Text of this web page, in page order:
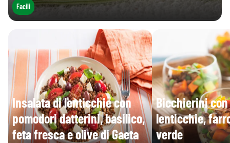
Facili
Insalata di lenticchie con
pomodori datterini, basilico,
feta fresca e olive di Gaeta
Bicchierini
lenticchie,
verde